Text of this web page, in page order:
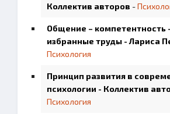
Коллектив авторов -
Общение – компетентность
избранные труды - Лариса
Психология
Принцип развития в
психологии - Коллектив
Психология